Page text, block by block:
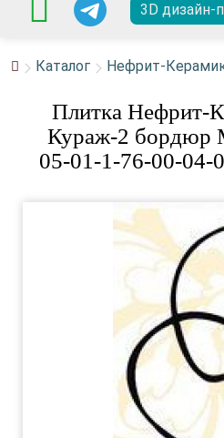
3D дизайн-
Каталог Нефрит-
Плитка Нефрит-
Кураж-2 бордюр
05-01-1-76-00-04-